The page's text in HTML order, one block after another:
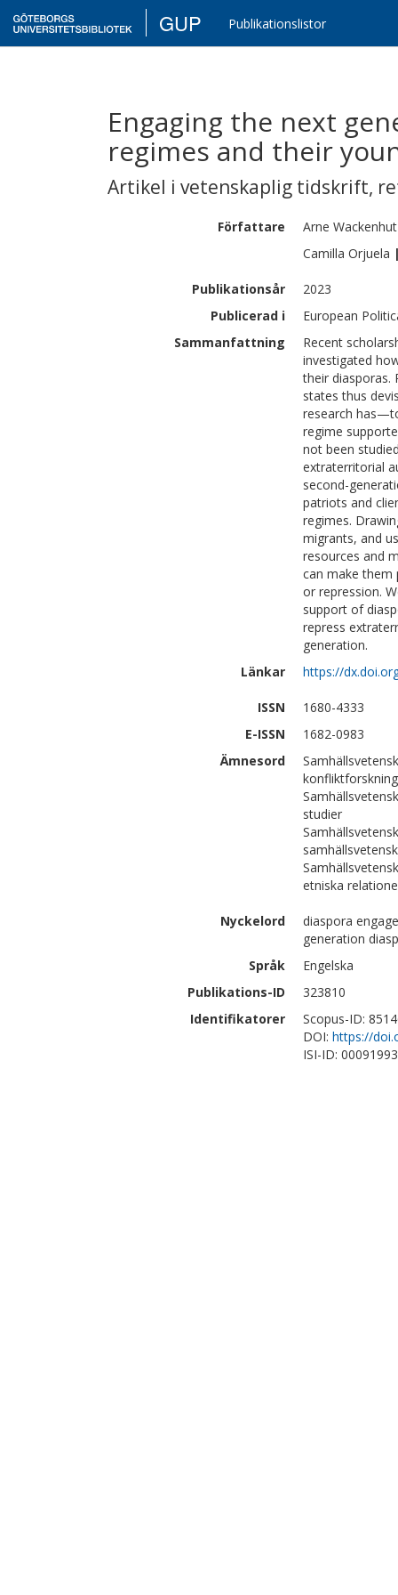
GUP Publikationslistor
Engaging the next
regimes and their
Artikel i vetenskaplig tidskrift,
Författare Arne Wackenhut
Camilla Orjuela
Publikationsår
2023
Publicerad i
European
Sammanfattning
Recent
investigated
their diasporas.
states thus
research
regime
not been
extraterritorial
second-
patriots and
regimes.
migrants, and
resources and
can make
or repression.
support of
repress
generation.
Länkar
https://
ISSN
1680-4333
E-ISSN
1682-0983
Ämnesord
studier
etniska
Nyckelord
diaspora
generation
Språk
Engelska
Publikations-ID
323810
Identifikatorer
Scopus-ID:
DOI: https://
ISI-ID: